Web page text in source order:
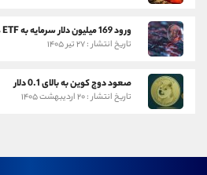
ورود 169 میلیون دلار سرمایه به ETF های بیت کوین و اتریوم
تاریخ انتشار : ۲۷ تیر ۱۴۰۵
صعود دوج کوین به بالای 0.1 دلار
تاریخ انتشار : ۲۰ اردیبهشت ۱۴۰۵